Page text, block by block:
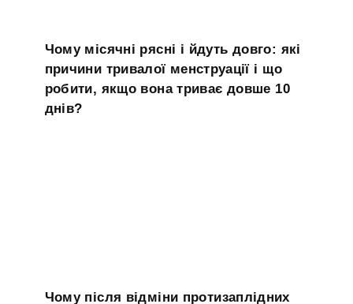
Чому місячні рясні і йдуть довго: які
причини тривалої менструації і що
робити, якщо вона триває довше 10
днів?
Чому після відміни протизаплідних